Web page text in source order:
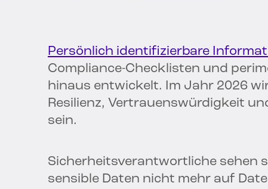
Persönlich identifizierbare
Compliance-Checklisten und
hinaus entwickelt. Im Jahr 2026
Resilienz, Vertrauenswürdigkeit
sein.
Sicherheitsverantwortliche sehen
sensible Daten nicht mehr auf